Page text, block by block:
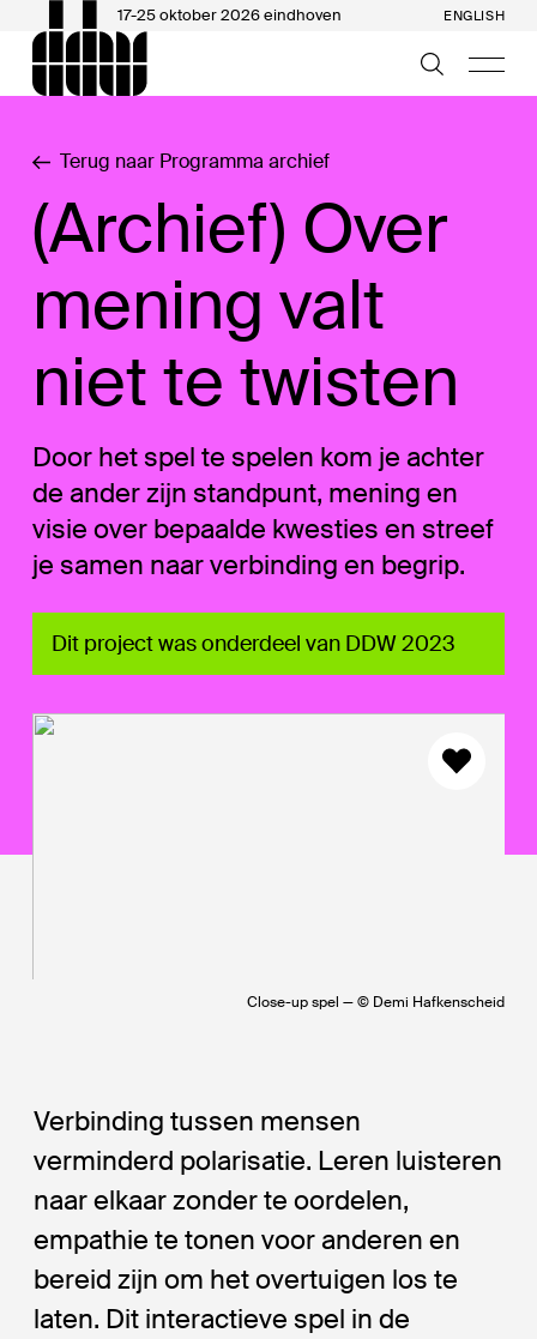
17-25 oktober 2026 eindhoven ENGLISH
Terug naar Programma archief
(Archief) Over
mening valt
niet te twisten
Door het spel te spelen kom je achter
de ander zijn standpunt, mening en
visie over bepaalde kwesties en streef
je samen naar verbinding en begrip.
Dit project was onderdeel van DDW 2023
Close-up spel — © Demi Hafkenscheid
Verbinding tussen mensen
verminderd polarisatie. Leren luisteren
naar elkaar zonder te oordelen,
empathie te tonen voor anderen en
bereid zijn om het overtuigen los te
laten. Dit interactieve spel in de